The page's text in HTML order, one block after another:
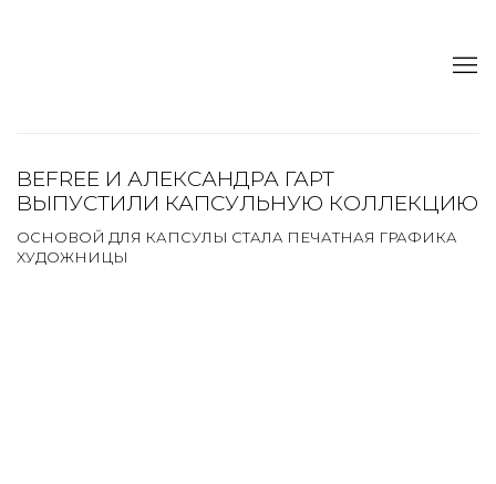
BEFREE И АЛЕКСАНДРА ГАРТ
ВЫПУСТИЛИ КАПСУЛЬНУЮ КОЛЛЕКЦИЮ
ОСНОВОЙ ДЛЯ КАПСУЛЫ СТАЛА ПЕЧАТНАЯ ГРАФИКА
ХУДОЖНИЦЫ